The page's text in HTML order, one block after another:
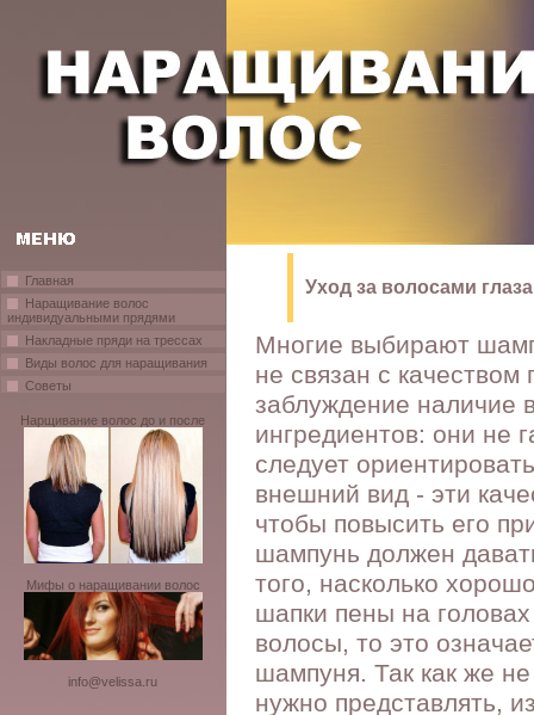
Главная
Наращивание волос
индивидуальными прядями
Накладные пряди на трессах
Виды волос для наращивания
Советы
Нарщивание волос до и после
Мифы о наращивании волос
info@velissa.ru
Уход за волосами
Многие выбирают
не связан с
заблуждение наличие
ингредиентов: они не
следует
внешний вид - эти
чтобы повысить его
шампунь должен
того, насколько
шапки пены на
волосы, то это
шампуня. Так как же
нужно представлять,